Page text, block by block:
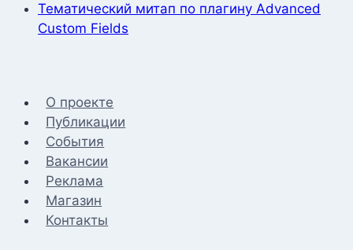
Тематический митап по плагину Advanced
Custom Fields
О проекте
Публикации
События
Вакансии
Реклама
Магазин
Контакты